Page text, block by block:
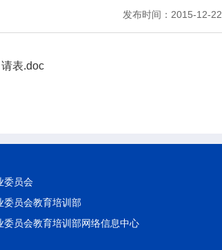
发布时间：2015-12-22
表.doc
委员会
委员会教育培训部
员会教育培训部网络信息中心